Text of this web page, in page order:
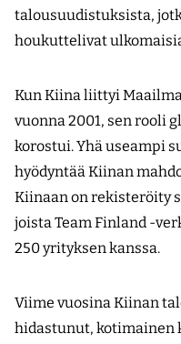
talousuudistuksista,
houkuttelivat
Kun Kiina liittyi
vuonna 2001, sen rooli
korostui. Yhä useampi
hyödyntää Kiinan
Kiinaan on rekisteröity
joista Team Finland -
250 yrityksen kanssa.
Viime vuosina Kiinan
hidastunut, kotimainen